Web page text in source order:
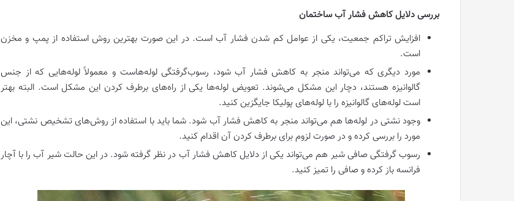
بررسی دلایل کاهش فشار آب ساختمان
افزایش تراکم جمعیت، یکی از عوامل کم شدن فشار آب است. در این صورت بهترین روش استفاده از پمپ و مخزن
است.
مورد دیگری که می‌تواند منجر به کاهش فشار آب شود، رسوب‌گرفتگی لوله‌هاست و معمولاً لوله‌هایی که از جنس
گالوانیزه هستند، دچار این مشکل می‌شوند. تعویض لوله‌ها یکی از راه‌های برطرف کردن این مشکل است. البته بهتر
است لوله‌های گالوانیزه را با لوله‌های پولیکا جایگزین کنید.
وجود نشتی در لوله‌ها هم می‌تواند منجر به کاهش فشار آب شود. شما باید با استفاده از روش‌های تشخیص نشتی، این
مورد را بررسی کرده و در صورت لزوم برای برطرف کردن آن اقدام کنید.
رسوب گرفتگی صافی شیر هم می‌تواند یکی از دلایل کاهش فشار آب در نظر گرفته شود. در این حالت شیر آب را با آچار
فرانسه باز کرده و صافی را تمیز کنید.